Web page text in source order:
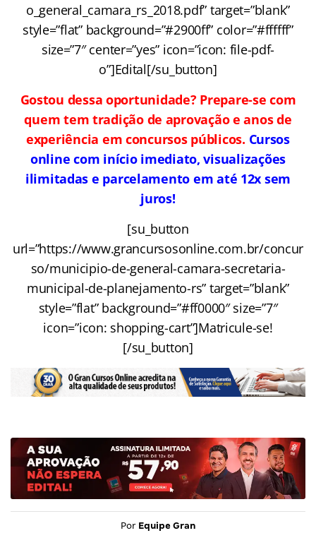
o_general_camara_rs_2018.pdf” target=”blank”
style=”flat” background=”#2900ff” color=”#ffffff”
size=”7″ center=”yes” icon=”icon: file-pdf-
o”]Edital[/su_button]
Gostou dessa oportunidade? Prepare-se com
quem tem tradição de aprovação e anos de
experiência em concursos públicos. Cursos
online com início imediato, visualizações
ilimitadas e parcelamento em até 12x sem
juros!
[su_button
url=”https://www.grancursosonline.com.br/concur
so/municipio-de-general-camara-secretaria-
municipal-de-planejamento-rs” target=”blank”
style=”flat” background=”#ff0000″ size=”7″
icon=”icon: shopping-cart”]Matricule-se!
[/su_button]
Por Equipe Gran